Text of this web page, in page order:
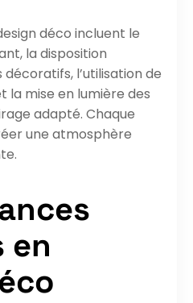
déco incluent le
la disposition
l’utilisation de
la mise en lumière des
adapté. Chaque
une atmosphère
en